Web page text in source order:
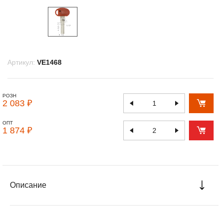
Артикул: VE1468
РОЗН
2 083 ₽
ОПТ
1 874 ₽
Описание